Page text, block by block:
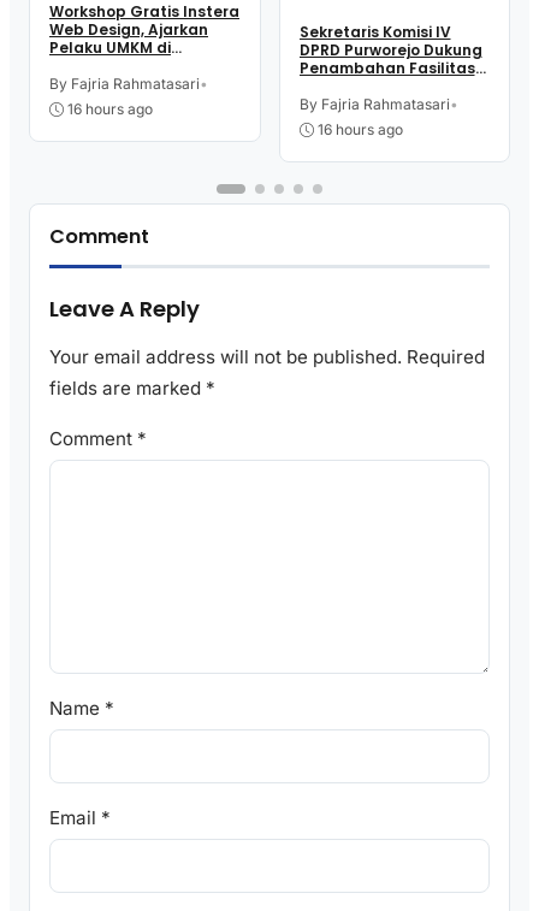
Workshop Gratis Instera
Web Design, Ajarkan
Pelaku UMKM di
Teknologi Digital buat
Jualan
By Fajria Rahmatasari•
16 hours ago
Sekretaris Komisi IV
DPRD Purworejo Dukung
Penambahan Fasilitas
Tjitrowardojo
By Fajria Rahmatasari•
16 hours ago
Comment
Leave A Reply
Your email address will not be published. Required
fields are marked *
Comment *
Name *
Email *